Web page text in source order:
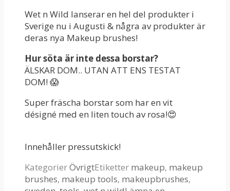
Wet n Wild lanserar en hel del produkter i
Sverige nu i Augusti & några av produkter är
deras nya Makeup brushes!
Hur söta är inte dessa borstar?
ÄLSKAR DOM.. UTAN ATT ENS TESTAT
DOM! 😱
Super fräscha borstar som har en vit
désigné med en liten touch av rosa!😍
Innehåller pressutskick!
KategorierÖvrigtEtiketter makeup, makeup
brushes, makeup tools, makeupbrushes,